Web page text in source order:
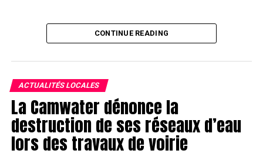
CONTINUE READING
ACTUALITÉS LOCALES
La Camwater dénonce la
destruction de ses réseaux d’eau
lors des travaux de voirie